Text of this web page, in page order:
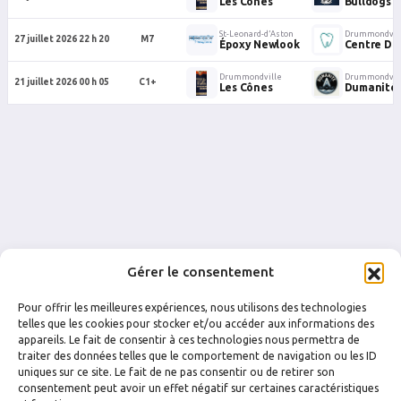
Gérer le consentement
Pour offrir les meilleures expériences, nous utilisons des technologies
telles que les cookies pour stocker et/ou accéder aux informations des
appareils. Le fait de consentir à ces technologies nous permettra de
traiter des données telles que le comportement de navigation ou les ID
uniques sur ce site. Le fait de ne pas consentir ou de retirer son
consentement peut avoir un effet négatif sur certaines caractéristiques
27 juillet 2026 22 h 20 M7
St-Leonard-d’Aston
Époxy Newlook Centre
21 juillet 2026 00 h 05 C1+
Drummondville
Les Cônes Dumanité
FACEBOOK INSTAGRAM